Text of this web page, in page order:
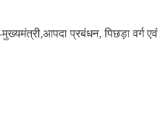
प्रबंधन, पिछड़ा वर्ग एवं